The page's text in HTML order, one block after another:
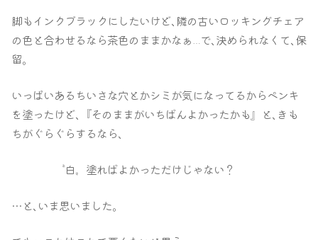
脚もインクブラックにしたいけど､隣の古いロッキングチェア
の色と合わせるなら茶色のままかなぁ …で､決められなくて､保
留｡
いっぱいあるちいさな穴とかシミが気になってるからペンキ
を塗ったけど､『そのままがいちばんよかったかも』と､きも
ちがぐらぐらするなら､
〝白〟塗ればよかっただけじゃない？
…と､いま思いました｡